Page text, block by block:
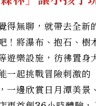
得無聊，就帶去全新
！將瀑布、抱石、樹
遊樂設施，彷彿置身
一起挑戰冒險刺激的
一邊欣賞日月潭美景